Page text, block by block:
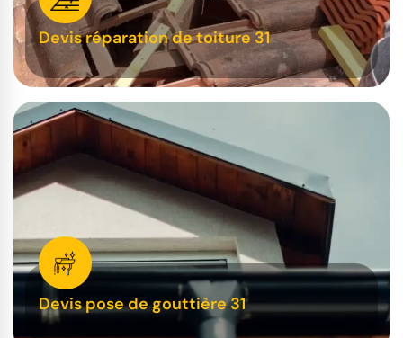
Devis réparation de toiture 31
Devis pose de gouttière 31